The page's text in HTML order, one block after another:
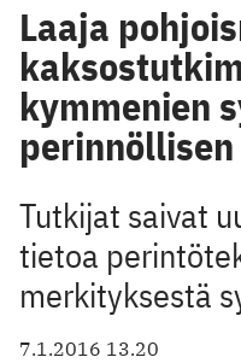
Laaja
kymmenien
Tutkijat saivat
tietoa
merkityksestä
7.1.2016 13.20